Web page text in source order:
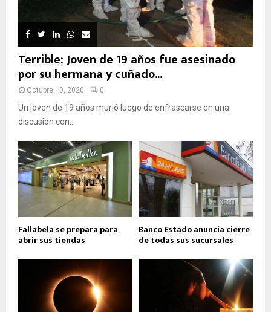
Terrible: Joven de 19 años fue asesinado
por su hermana y cuñado...
Octubre 10, 2020 0
Un joven de 19 años murió luego de enfrascarse en una
discusión con...
Fallabela se prepara para
abrir sus tiendas
Banco Estado anuncia cierre
de todas sus sucursales